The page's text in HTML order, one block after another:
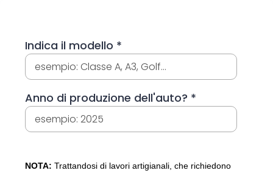
Indica il modello *
Anno di produzione dell'auto? *
NOTA: Trattandosi di lavori artigianali, che richiedono